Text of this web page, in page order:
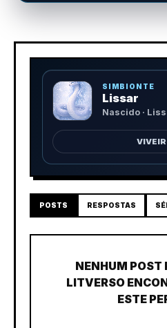
SIMBIONTE
Lissar
Nascido ·
POSTS RESPOSTAS
NENHUM POST
LITVERSO
ESTE